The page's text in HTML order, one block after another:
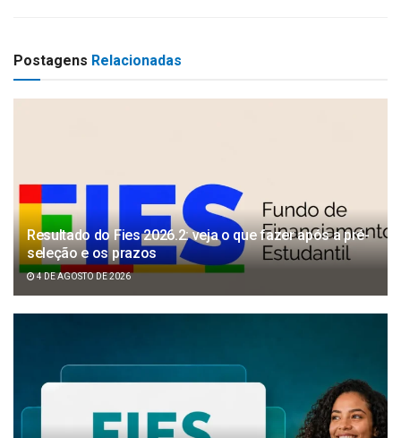
Postagens Relacionadas
Resultado do Fies 2026.2: veja o que fazer após a pré-
seleção e os prazos
4 DE AGOSTO DE 2026